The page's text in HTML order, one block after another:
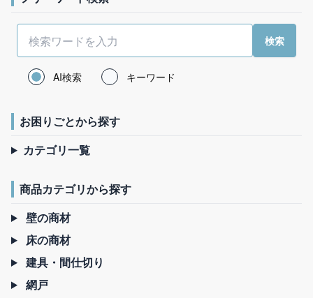
AI検索 キーワード
お困りごとから探す
カテゴリ一覧
商品カテゴリから探す
壁の商材
床の商材
建具・間仕切り
網戸